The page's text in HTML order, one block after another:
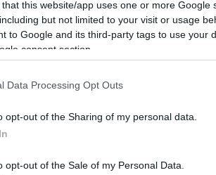
that this website/app uses one or more
but not limited to your visit or usage
to Google and its third-party tags to use your
consent section.
Data Processing Opt Outs
opt-out of the Sharing of my personal data.
opt-out of the Sale of my Personal Data.